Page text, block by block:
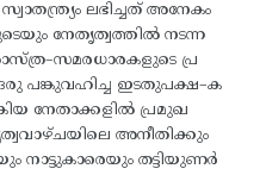
ലഭിച്ചത് അനേകം
നേതൃത്വത്തിൽ നടന്ന
പ്ര
പങ്കുവഹിച്ച ഇടതുപക്ഷ–ക
നേതാക്കളിൽ പ്രമുഖ
അനീതിക്കും
നാട്ടുകാരെയും തട്ടിയുണർ